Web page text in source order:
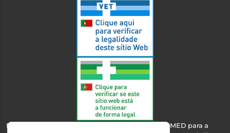
Esta farmácia encontra-se autorizada pelo INFARMED para a